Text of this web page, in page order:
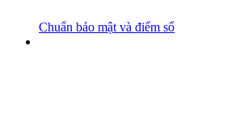
Chuẩn bảo mật và điểm số